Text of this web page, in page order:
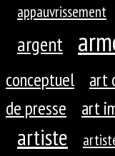
appauvrissement
argent
conceptuel
art
de presse
art
artiste